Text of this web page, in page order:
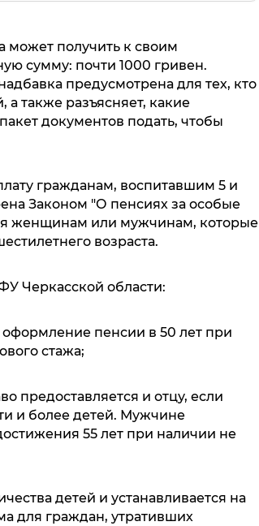
может получить к своим
сумму: почти 1000 гривен.
предусмотрена для тех, кто
а также разъясняет, какие
документов подать, чтобы
гражданам, воспитавшим 5 и
Законом "О пенсиях за особые
женщинам или мужчинам, которые
возраста.
Черкасской области:
пенсии в 50 лет при
стажа;
предоставляется и отцу, если
и более детей. Мужчине
55 лет при наличии не
детей и устанавливается на
для граждан, утративших